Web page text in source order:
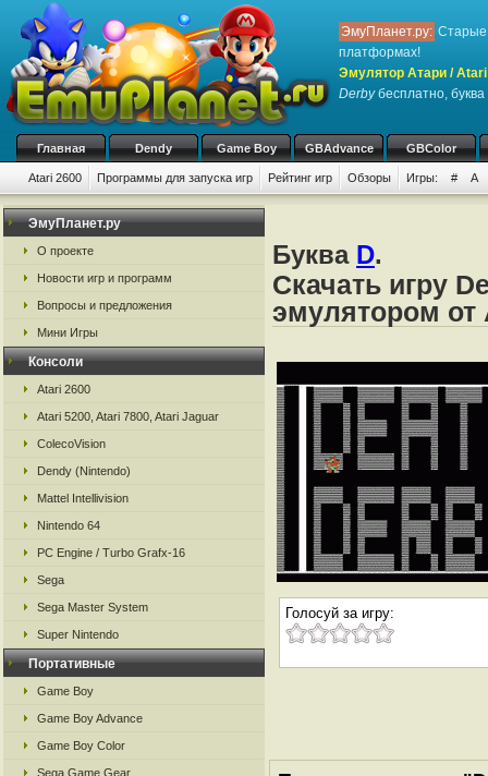
ЭмуПланет.ру: Старые
платформах!
Эмулятор Атари /
Derbyбесплатно, буква
Главная Dendy Game Boy GBAdvance GBColor
Atari 2600 Программы для запуска игр Рейтинг игр Обзоры Игры: # A
ЭмуПланет.ру
О проекте
Новости игр и программ
Вопросы и предложения
Мини Игры
Консоли
Atari 2600
Atari 5200, Atari 7800, Atari Jaguar
ColecoVision
Dendy (Nintendo)
Mattel Intellivision
Nintendo 64
PC Engine / Turbo Grafx-16
Sega
Sega Master System
Super Nintendo
Портативные
Game Boy
Game Boy Advance
Game Boy Color
Sega Game Gear
Буква D.
Скачать игру
эмулятором от
Голосуй за игру: